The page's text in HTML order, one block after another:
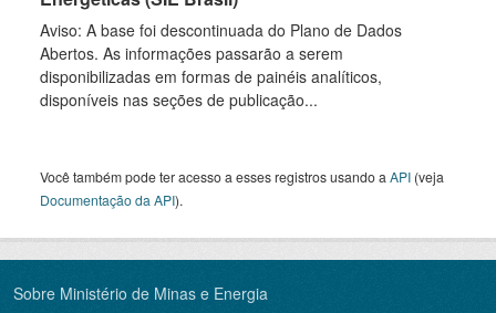
Aviso: A base foi descontinuada do Plano de Dados
Abertos. As informações passarão a serem
disponibilizadas em formas de painéis analíticos,
disponíveis nas seções de publicação...
Você também pode ter acesso a esses registros usando a API (veja
Documentação da API).
Sobre Ministério de Minas e Energia